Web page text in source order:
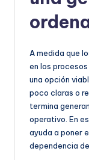
A medida que
en los
una opción
poco claras o
termina
operativo. En
ayuda a poner
dependencia